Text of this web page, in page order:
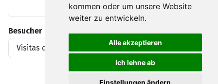
kommen oder um unsere Website
weiter zu entwickeln.
Alle akzeptieren
Ich lehne ab
Einstellungen ändern
Besucher
Visitas del artículo